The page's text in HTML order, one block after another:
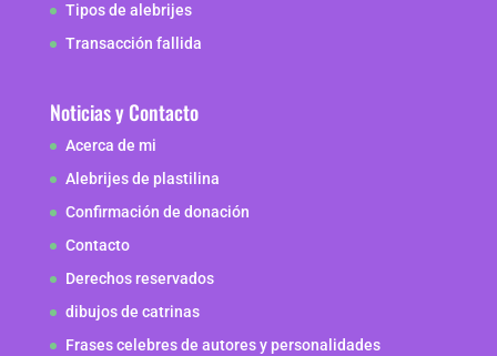
Tipos de alebrijes
Transacción fallida
Noticias y Contacto
Acerca de mi
Alebrijes de plastilina
Confirmación de donación
Contacto
Derechos reservados
dibujos de catrinas
Frases celebres de autores y personalidades